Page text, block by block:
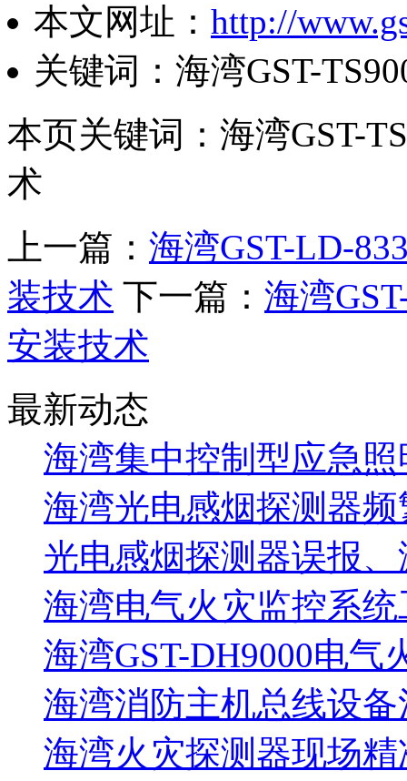
本文网址： http://
关键词：海湾GST-
本页关键词：海湾GST-
术
上一篇： 海湾GST-LD-
装技术 下一篇： 海湾
安装技术
最新动态
海湾集中控制型应急照
海湾光电感烟探测器
光电感烟探测器误报
海湾电气火灾监控系统
海湾GST-DH9000电气
海湾消防主机总线设备
海湾火灾探测器现场